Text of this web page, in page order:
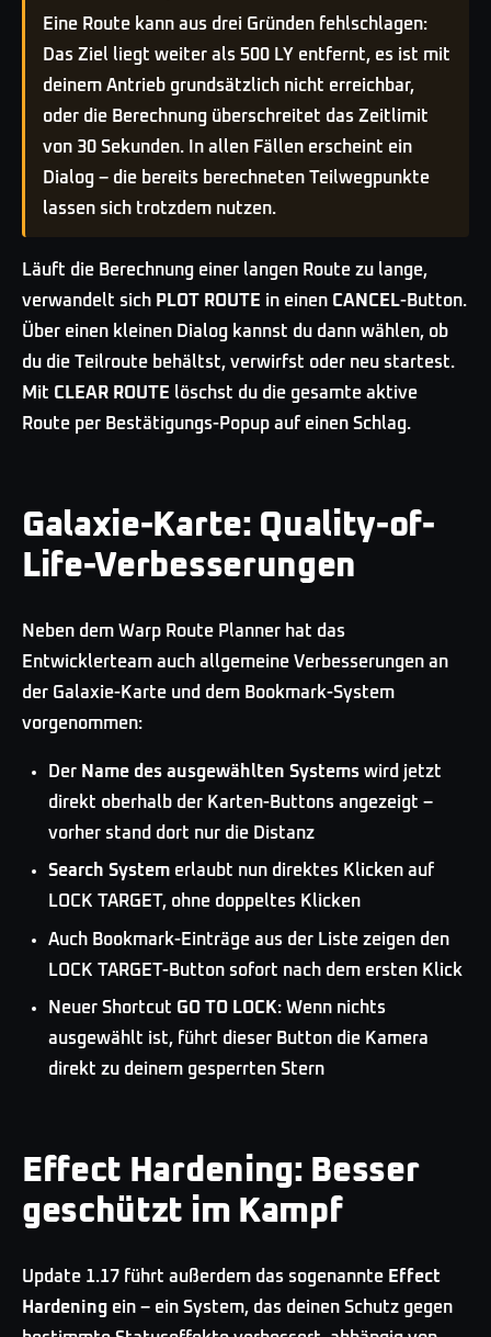
Eine Route kann aus drei Gründen fehlschlagen:
Das Ziel liegt weiter als 500 LY entfernt, es ist mit
deinem Antrieb grundsätzlich nicht erreichbar,
oder die Berechnung überschreitet das Zeitlimit
von 30 Sekunden. In allen Fällen erscheint ein
Dialog – die bereits berechneten Teilwegpunkte
lassen sich trotzdem nutzen.
Läuft die Berechnung einer langen Route zu lange,
verwandelt sich PLOT ROUTE in einen CANCEL-Button.
Über einen kleinen Dialog kannst du dann wählen, ob
du die Teilroute behältst, verwirfst oder neu startest.
Mit CLEAR ROUTE löschst du die gesamte aktive
Route per Bestätigungs-Popup auf einen Schlag.
Galaxie-Karte: Quality-of-
Life-Verbesserungen
Neben dem Warp Route Planner hat das
Entwicklerteam auch allgemeine Verbesserungen an
der Galaxie-Karte und dem Bookmark-System
vorgenommen:
Der Name des ausgewählten Systems wird jetzt
direkt oberhalb der Karten-Buttons angezeigt –
vorher stand dort nur die Distanz
Search System erlaubt nun direktes Klicken auf
LOCK TARGET, ohne doppeltes Klicken
Auch Bookmark-Einträge aus der Liste zeigen den
LOCK TARGET-Button sofort nach dem ersten Klick
Neuer Shortcut GO TO LOCK: Wenn nichts
ausgewählt ist, führt dieser Button die Kamera
direkt zu deinem gesperrten Stern
Effect Hardening: Besser
geschützt im Kampf
Update 1.17 führt außerdem das sogenannte Effect
Hardening ein – ein System, das deinen Schutz gegen